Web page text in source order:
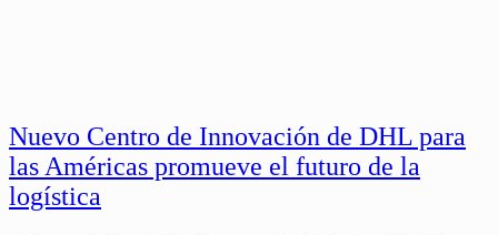
Nuevo Centro de Innovación de DHL para
las Américas promueve el futuro de la
logística